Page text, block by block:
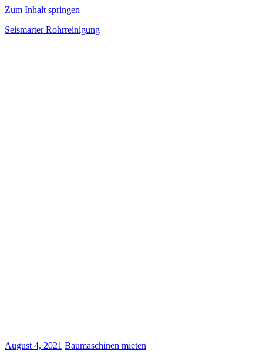
Zum Inhalt springen
Seismarter Rohrreinigung
August 4, 2021 Baumaschinen mieten